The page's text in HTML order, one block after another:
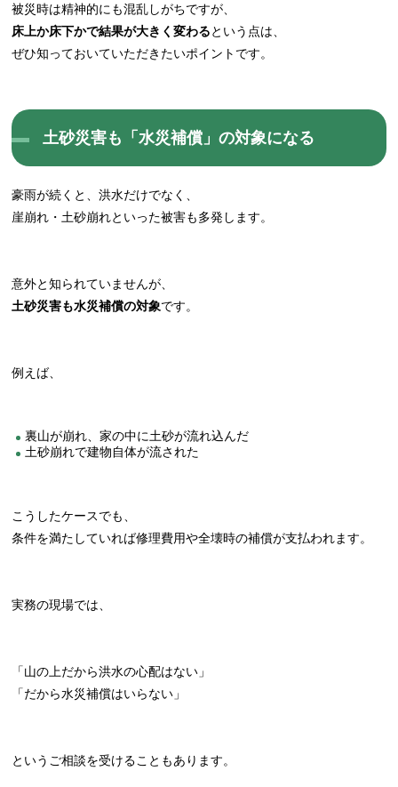
被災時は精神的にも混乱しがちですが、
床上か床下かで結果が大きく変わるという点は、
ぜひ知っておいていただきたいポイントです。
土砂災害も「水災補償」の対象になる
豪雨が続くと、洪水だけでなく、
崖崩れ・土砂崩れといった被害も多発します。
意外と知られていませんが、
土砂災害も水災補償の対象です。
例えば、
裏山が崩れ、家の中に土砂が流れ込んだ
土砂崩れで建物自体が流された
こうしたケースでも、
条件を満たしていれば修理費用や全壊時の補償が支払われます。
実務の現場では、
「山の上だから洪水の心配はない」
「だから水災補償はいらない」
というご相談を受けることもあります。